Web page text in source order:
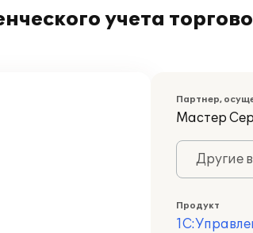
учета
Партнер,
Мастер
Другие
Продукт